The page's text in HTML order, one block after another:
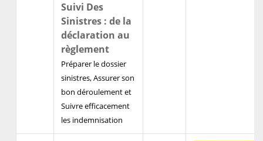
Suivi Des
Sinistres : de la
déclaration au
règlement
Préparer le dossier
sinistres, Assurer son
bon déroulement et
Suivre efficacement
les indemnisation